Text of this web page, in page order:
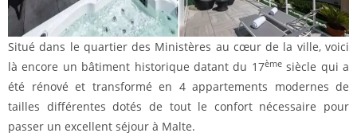
Situé dans le quartier des Ministères au cœur de la ville, voici
là encore un bâtiment historique datant du 17èmesiècle qui a
été rénové et transformé en 4 appartements modernes de
tailles différentes dotés de tout le confort nécessaire pour
passer un excellent séjour à Malte.